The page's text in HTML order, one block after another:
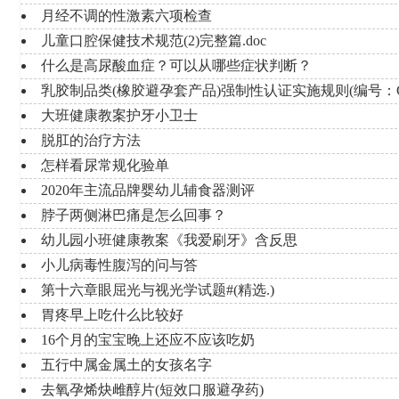
月经不调的性激素六项检查
儿童口腔保健技术规范(2)完整篇.doc
什么是高尿酸血症？可以从哪些症状判断？
乳胶制品类(橡胶避孕套产品)强制性认证实施规则(编号：
大班健康教案护牙小卫士
脱肛的治疗方法
怎样看尿常规化验单
2020年主流品牌婴幼儿辅食器测评
脖子两侧淋巴痛是怎么回事？
幼儿园小班健康教案《我爱刷牙》含反思
小儿病毒性腹泻的问与答
第十六章眼屈光与视光学试题#(精选.)
胃疼早上吃什么比较好
16个月的宝宝晚上还应不应该吃奶
五行中属金属土的女孩名字
去氧孕烯炔雌醇片(短效口服避孕药)